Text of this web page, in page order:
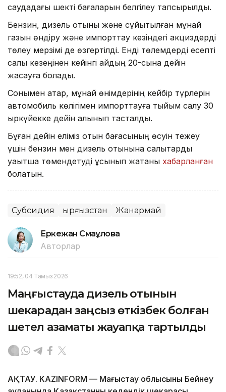
саудадағы шекті бағаларын белгілеу тапсырылды.
Бензин, дизель отыны және сұйытылған мұнай
газын өндіру және импорттау кезіндегі акциздерді
төлеу мерзімі де өзгертілді. Енді төлемдерді есепті
салық кезеңінен кейінгі айдың 20-сына дейін
жасауға болады.
Сонымен қатар, мұнай өнімдерінің кейбір түрлерін
автомобиль көлігімен импорттауға тыйым салу 30
қыркүйекке дейін алынып тасталды.
Бұған дейін еліміз отын бағасының өсуін тежеу ​​
үшін бензин мен дизель отынына салықтарды
уақытша төмендетуді ұсынып жатқаны хабарланған
болатын.
Субсидия Қырғызстан Жанармай
Еркежан Смағұлова
Авторлар
19:52, 04 Тамыз 2026
Маңғыстауда дизель отынын
шекарадан заңсыз өткізбек болған
шетел азаматы жауапқа тартылды
АҚТАУ. KAZINFORM — Маңғыстау облысының Бейнеу